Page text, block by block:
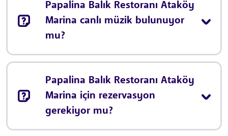
Papalina Balık Restoranı Ataköy
Marina canlı müzik bulunuyor
mu?
Papalina Balık Restoranı Ataköy
Marina için rezervasyon
gerekiyor mu?